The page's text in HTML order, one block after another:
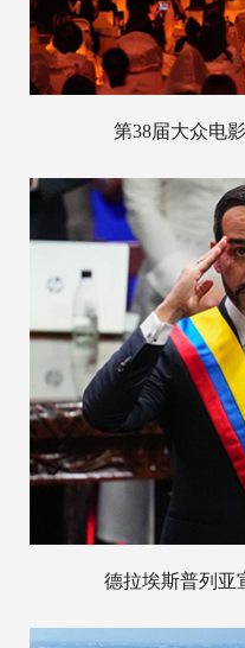
第38届大众电
德拉埃斯普列亚